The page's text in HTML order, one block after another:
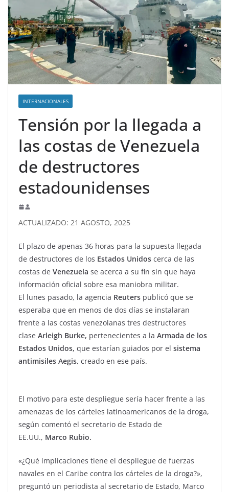
INTERNACIONALES
Tensión por la llegada a
las costas de Venezuela
de destructores
estadounidenses
ACTUALIZADO: 21 AGOSTO, 2025
El plazo de apenas 36 horas para la supuesta llegada
de destructores de los Estados Unidos cerca de las
costas de Venezuela se acerca a su fin sin que haya
información oficial sobre esa maniobra militar.
El lunes pasado, la agencia Reuters publicó que se
esperaba que en menos de dos días se instalaran
frente a las costas venezolanas tres destructores
clase Arleigh Burke, pertenecientes a la Armada de los
Estados Unidos, que estarían guiados por el sistema
antimisiles Aegis, creado en ese país.
El motivo para este despliegue sería hacer frente a las
amenazas de los cárteles latinoamericanos de la droga,
según comentó el secretario de Estado de
EE.UU., Marco Rubio.
«¿Qué implicaciones tiene el despliegue de fuerzas
navales en el Caribe contra los cárteles de la droga?»,
preguntó un periodista al secretario de Estado, Marco